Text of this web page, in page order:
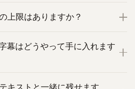
上限はありますか？
幕はどうやって手に入れます
キストと一緒に残せます